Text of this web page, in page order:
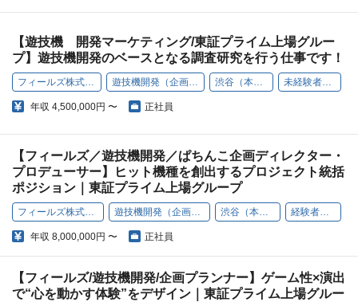
【遊技機 開発マーケティング/東証プライム上場グルー
プ】遊技機開発のベースとなる調査研究を行う仕事です！
フィールズ株式会社 遊技機開発（企画職） 渋谷（本社） 未経験者歓迎
年収 4,500,000円 〜 正社員
【フィールズ／遊技機開発／ぱちんこ企画ディレクター・
プロデューサー】ヒット機種を創出するプロジェクト統括
ポジション｜東証プライム上場グループ
フィールズ株式会社 遊技機開発（企画職） 渋谷（本社） 経験者歓迎
年収 8,000,000円 〜 正社員
【フィールズ/遊技機開発/企画プランナー】ゲーム性×演出
で“心を動かす体験”をデザイン｜東証プライム上場グルー